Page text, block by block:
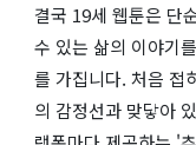
결국 19세 웹툰은 단
수 있는 삶의 이야기
를 가집니다. 처음 접
의 감정선과 맞닿아